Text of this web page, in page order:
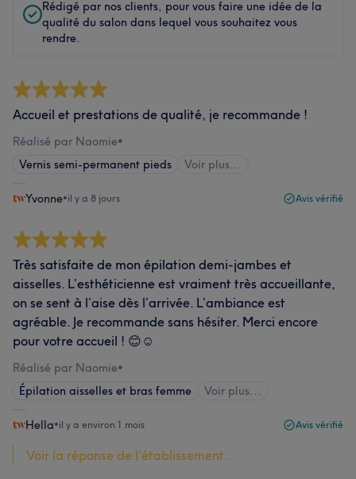
Rédigé par nos clients, pour vous faire une idée de la
qualité du salon dans lequel vous souhaitez vous
rendre.
Accueil et prestations de qualité, je recommande !
Réalisé par Naomie•
Vernis semi-permanent pieds
Voir plus...
Yvonne•il y a 8 jours Avis vérifié
Très satisfaite de mon épilation demi-jambes et
aisselles. L’esthéticienne est vraiment très accueillante,
on se sent à l’aise dès l’arrivée. L’ambiance est
agréable. Je recommande sans hésiter. Merci encore
pour votre accueil ! 😊☺️
Réalisé par Naomie•
Épilation aisselles et bras femme
Voir plus...
Hella•il y a environ 1 mois Avis vérifié
Voir la réponse de l'établissement...